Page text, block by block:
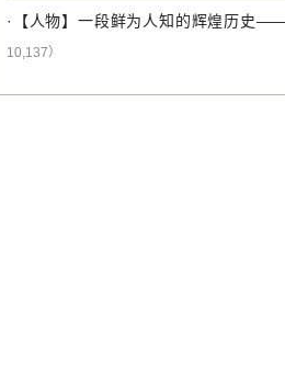
·【人物】 一段鲜为人知的辉煌历史
10,137）